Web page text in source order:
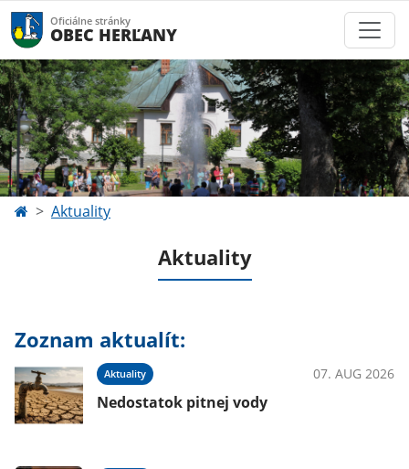
Oficiálne stránky
OBEC HERĽANY
Aktuality
Aktuality
Zoznam aktualít:
Aktuality 07. AUG 2026
Nedostatok pitnej vody